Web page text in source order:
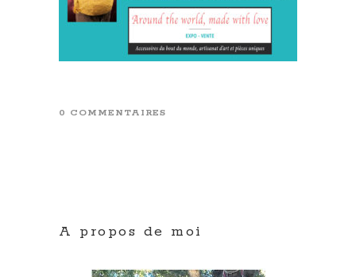
0 COMMENTAIRES
A propos de moi